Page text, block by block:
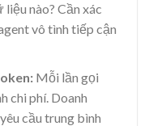
nào? Cần xác
vô tình tiếp cận
Mỗi lần gọi
chi phí. Doanh
cầu trung bình